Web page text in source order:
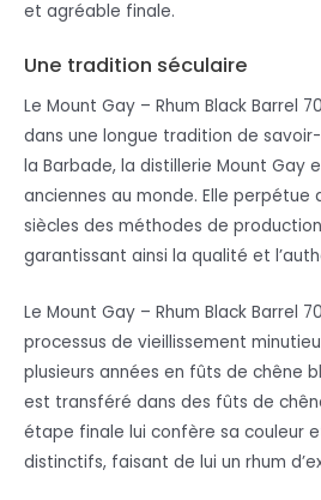
et agréable finale.
Une tradition séculaire
Le Mount Gay – Rhum Black Barrel
dans une longue tradition de
la Barbade, la distillerie Mount Gay
anciennes au monde. Elle perpétue
siècles des méthodes de
garantissant ainsi la qualité et
Le Mount Gay – Rhum Black Barrel
processus de vieillissement
plusieurs années en fûts de chêne
est transféré dans des fûts de
étape finale lui confère sa couleur
distinctifs, faisant de lui un rhum